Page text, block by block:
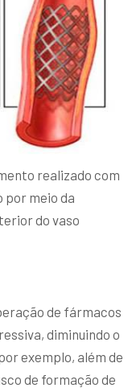
realizado com
por meio da
do vaso
de fármacos
diminuindo o
exemplo, além de
de formação de